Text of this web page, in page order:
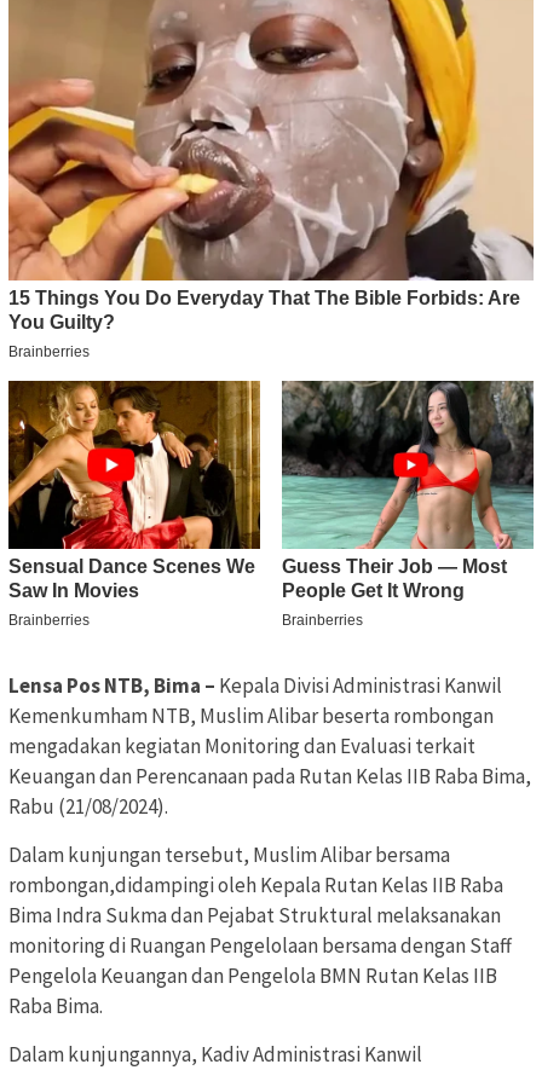
Lensa Pos NTB, Bima – Kepala Divisi Administrasi Kanwil
Kemenkumham NTB, Muslim Alibar beserta rombongan
mengadakan kegiatan Monitoring dan Evaluasi terkait
Keuangan dan Perencanaan pada Rutan Kelas IIB Raba Bima,
Rabu (21/08/2024).
Dalam kunjungan tersebut, Muslim Alibar bersama
rombongan,didampingi oleh Kepala Rutan Kelas IIB Raba
Bima Indra Sukma dan Pejabat Struktural melaksanakan
monitoring di Ruangan Pengelolaan bersama dengan Staff
Pengelola Keuangan dan Pengelola BMN Rutan Kelas IIB
Raba Bima.
Dalam kunjungannya, Kadiv Administrasi Kanwil